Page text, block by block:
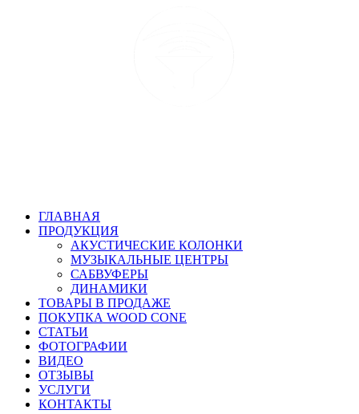
ГЛАВНАЯ
ПРОДУКЦИЯ
АКУСТИЧЕСКИЕ КОЛОНКИ
МУЗЫКАЛЬНЫЕ ЦЕНТРЫ
САБВУФЕРЫ
ДИНАМИКИ
ТОВАРЫ В ПРОДАЖЕ
ПОКУПКА WOOD CONE
СТАТЬИ
ФОТОГРАФИИ
ВИДЕО
ОТЗЫВЫ
УСЛУГИ
КОНТАКТЫ